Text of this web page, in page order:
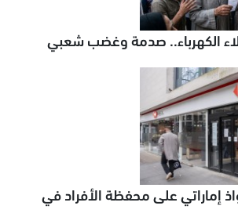
الكهرباء.. صدمة وغضب شعبي
إماراتي على محفظة الأفراد في